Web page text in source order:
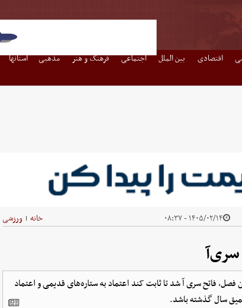
اقتصادی بین الملل اجتماعی فرهنگ و هنر مذهبی استانها
۱۴۰۵/۰۲/۱۴ - ۰۸:۳۷ خانه | ورزشی
سری‌آ
فصل، فاتح سری آ شد تا ثابت کند اعتماد به ستاره‌های قدیمی و اعتماد
سال گذشته باشد.